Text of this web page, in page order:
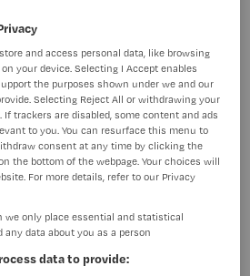
AANSTELLING
Niet nader bepaald
NIVEAU
HBO
DIENSTVERBAND
and access personal data, like browsing
your device. Selecting I Accept enables
the purposes shown under we and our
Selecting Reject All or withdrawing your
trackers are disabled, some content and ads
to you. You can resurface this menu to
consent at any time by clicking the
the bottom of the webpage. Your choices will
For more details, refer to our Privacy
we only place essential and statistical
any data about you as a person
data to provide: